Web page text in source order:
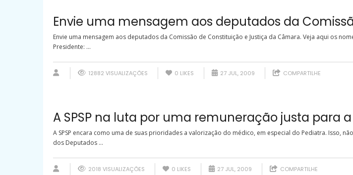
Envie uma mensagem aos deputados da
Envie uma mensagem aos deputados da Comissão de Constituição e Justiça da Câmara. Veja aqui os
Presidente: ...
12882 VISUALIZAÇÕES 0 LIKES 27 JUL, 2009 COMPARTILHE
A SPSP na luta por uma remuneração justa para
A SPSP encara como uma de suas prioridades a valorização do médico, em especial do Pediatra. Isso,
dos Deputados ...
2018 VISUALIZAÇÕES 0 LIKES 27 JUL, 2009 COMPARTILHE